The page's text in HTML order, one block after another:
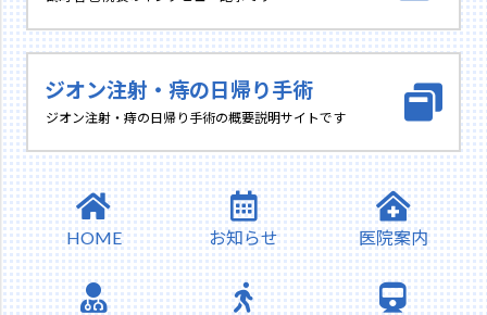
ジオン注射・痔の日帰り手術
ジオン注射・痔の日帰り手術の概要説明サイトです
HOME お知らせ 医院案内